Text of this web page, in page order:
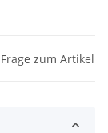
Frage zum Artikel